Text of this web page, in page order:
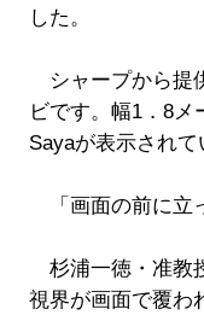
した。
シャープから提
ビです。幅1．8
Sayaが表示されて
「画面の前に立
杉浦一徳・准教
視界が画面で覆わ